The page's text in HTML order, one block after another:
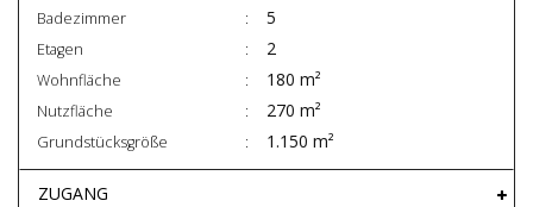
Badezimmer 5
Etagen 2
Wohnfläche 180 m²
Nutzfläche 270 m²
Grundstücksgröße 1.150 m²
ZUGANG